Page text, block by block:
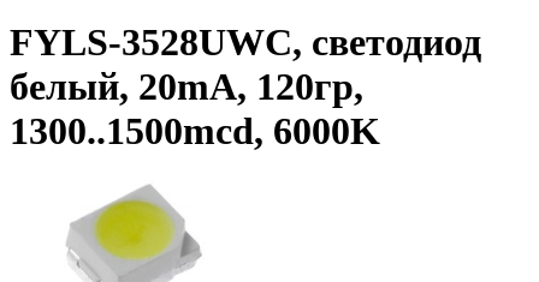
FYLS-3528UWC, светодиод
белый, 20mA, 120гр,
1300..1500mcd, 6000K